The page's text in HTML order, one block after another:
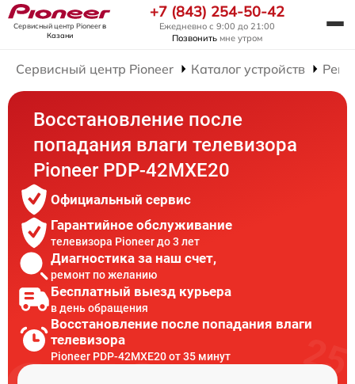
Сервисный центр Pioneerв
Казани
+7 (843) 254-50-42
Ежедневно с 9:00 до 21:00
Позвонить мне утром
Сервисный центр Pioneer Каталог устройств
Восстановление после
попадания влаги телевизора
Pioneer PDP-42MXE20
Официальный сервис
Гарантийное обслуживание
телевизора Pioneer до 3 лет
Диагностика за наш счет,
ремонт по желанию
Бесплатный выезд курьера
в день обращения
Восстановление после попадания влаги
телевизора
Pioneer PDP-42MXE20 от 35 минут